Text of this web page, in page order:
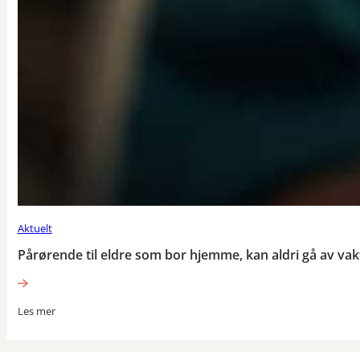
Aktuelt
Pårørende til eldre som bor hjemme, kan aldri gå av
Les mer